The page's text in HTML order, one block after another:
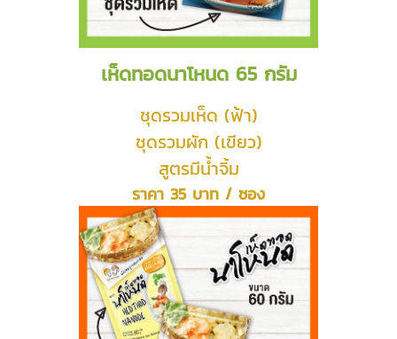
เห็ดทอดนาโหนด 65 กรัม
ชุดรวมเห็ด (ฟ้า)
ชุดรวมผัก (เขียว)
สูตรมีน้ำจิ้ม
ราคา 35 บาท / ซอง